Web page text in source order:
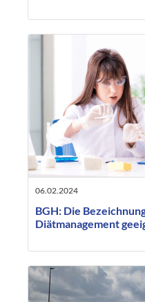
06.02.2024
BGH: Die
Diätmanagement